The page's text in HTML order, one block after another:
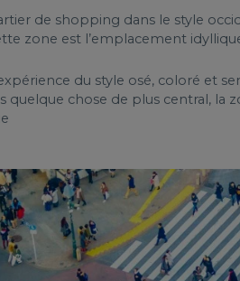
de shopping dans le style
zone est l’emplacement
du style osé, coloré et
quelque chose de plus central,